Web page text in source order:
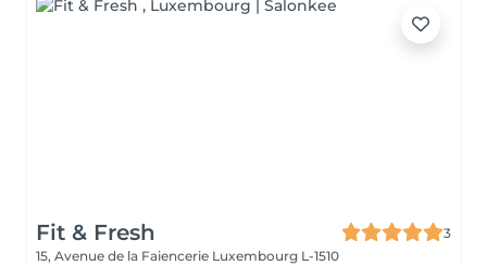
Fit & Fresh
3
15, Avenue de la Faiencerie Luxembourg L-1510